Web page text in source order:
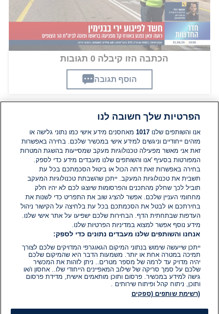
הכתבה הזו קיבלה 0 תגובות
הוסף תגובה
תגובות
אין עדיין תגובות. היה הראשון להגיב
הוסף תגובה
הפרטיות שלך חשובה לנו
אנו והשותפים שלנו1017 מאחסנים מידע אישי כמו נתוני גלישה או
מזהים ייחודיים וניגשים למידע אישי במכשיר שלכם. בחירה באפשרות
זאת אני מאשר מפעילה טכנולוגיות מעקב שמסייעות בהשגת המטרות
המפורטות בסעיף 'אנו והשותפים שלנו מעבדים מידע כדי לספק.
בחירה באפשרות זאת דחה הכול או ביטול הסכמתכם בכל עת
תשבית את טכנולוגיות המעקב. ייתכן שהשבתת טכנולוגיות המעקב
תוביל לכך שחלק מהתכנים והפרסומות שיוצגו לכם לא יהיו חלק
מחחומי העניין שלכם. אפשר להציג שוב את התפריט כדי לשנות את
בחירתכם או לבטל את הסכמתכם בכל עת בלחיצה על הקישור ניהול
העדפות שבתחתית הדף. הבחירות שלכם ישפיעו על אתר אישי שלנו.
מידע נוסף אפשר למצוא במדיניות הפרטיות שלנו.
אנחנו והשותפים שלנו מעבדים נתונים כדי לספק:
ייתכן שייעשה שימוש בנתוני המיקום הגאוגרפי המדויקים שלכם לצורך
תמיכה במטרה אחת או יותר. משמעות הדבר היא שהמיקום שלכם
יהיה מדויק עד לרמה של מספר מטרים.. ניתן לזהות את המכשיר
שלכם על סמך סריקה של שילוב המאפיינים הייחודי שלו.. אחסון ו/או
גישה למידע במכשיר. פרסום ותוכן מותאמים אישית, מדידת פרסום
ותוכן, ניתוח קהל ופיתוח שירותים .
(רשימת שותפים (ספקים